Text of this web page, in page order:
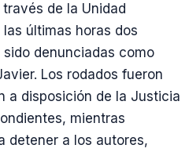
de la Unidad
últimas horas dos
denunciadas como
Los rodados fueron
a disposición de la Justicia
mientras
detener a los autores,